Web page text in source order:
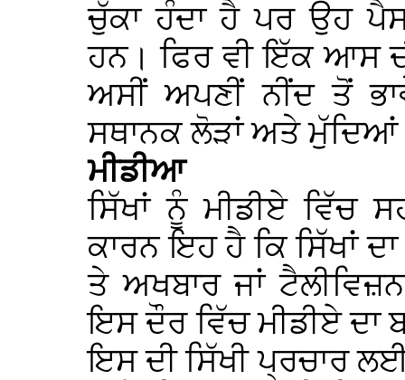
ਚੁੱਕਾ ਹੰਦਾ ਹੈ ਪਰ ਉਹ
ਹਨ। ਫਿਰ ਵੀ ਇੱਕ ਆਸ
ਅਸੀਂ ਅਪਣੀਂ ਨੀਂਦ ਤੋਂ
ਸਥਾਨਕ ਲੋੜਾਂ ਅਤੇ ਮੁੱਦਿਆਂ
ਮੀਡੀਆ
ਸਿੱਖਾਂ ਨੂੰ ਮੀਡੀਏ ਵਿੱਚ
ਕਾਰਨ ਇਹ ਹੈ ਕਿ ਸਿੱਖਾਂ
ਤੇ ਅਖਬਾਰ ਜਾਂ
ਇਸ ਦੌਰ ਵਿੱਚ ਮੀਡੀਏ ਦਾ
ਇਸ ਦੀ ਸਿੱਖੀ ਪ੍ਰਚਾਰ